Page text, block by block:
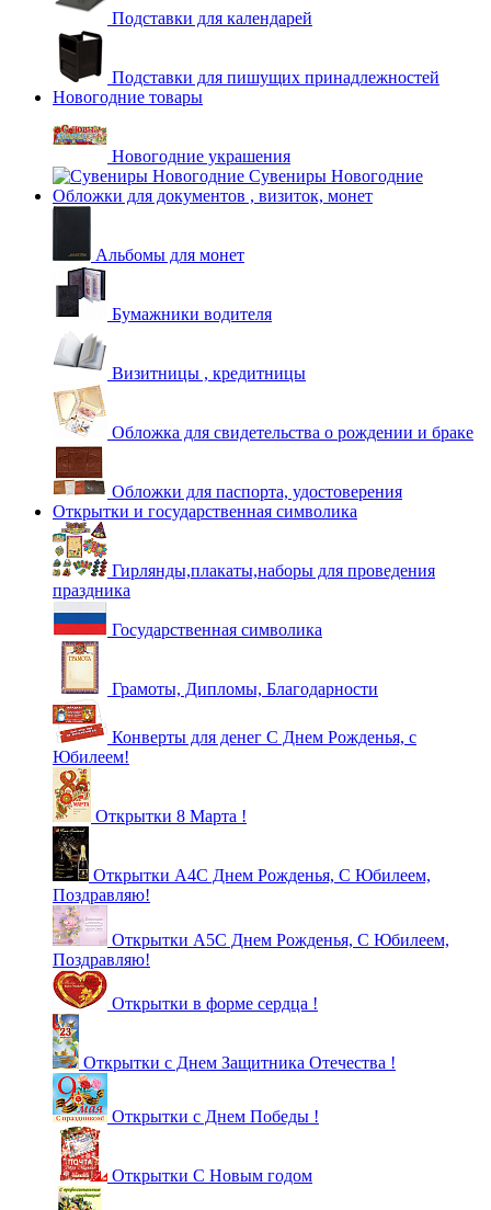
Подставки для календарей
Подставки для пишущих принадлежностей
Новогодние товары
Новогодние украшения
Сувениры Новогодние
Обложки для документов , визиток, монет
Альбомы для монет
Бумажники водителя
Визитницы , кредитницы
Обложка для свидетельства о рождении и браке
Обложки для паспорта, удостоверения
Открытки и государственная символика
Гирлянды,плакаты,наборы для проведения
праздника
Государственная символика
Грамоты, Дипломы, Благодарности
Конверты для денег С Днем Рожденья, с
Юбилеем!
Открытки 8 Марта !
Открытки А4С Днем Рожденья, С Юбилеем,
Поздравляю!
Открытки А5С Днем Рожденья, С Юбилеем,
Поздравляю!
Открытки в форме сердца !
Открытки с Днем Защитника Отечества !
Открытки с Днем Победы !
Открытки С Новым годом